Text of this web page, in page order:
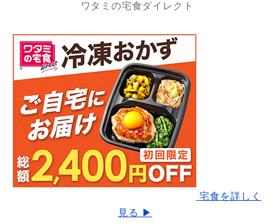
ワタミの宅食ダイレクト
宅食を詳しく
見る ▶